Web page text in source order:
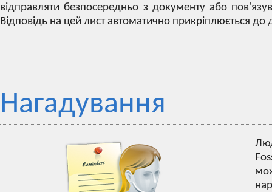
відправляти безпосередньо з документу або
Відповідь на цей лист автоматично прикріплюється до
Нагадування